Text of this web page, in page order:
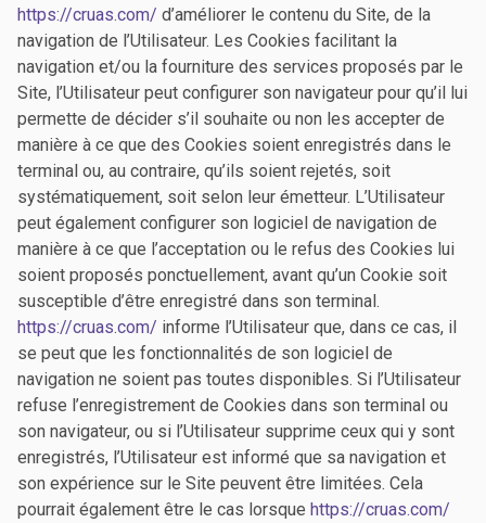
https://cruas.com/ d’améliorer le contenu du Site, de la
navigation de l’Utilisateur. Les Cookies facilitant la
navigation et/ou la fourniture des services proposés par le
Site, l’Utilisateur peut configurer son navigateur pour qu’il lui
permette de décider s’il souhaite ou non les accepter de
manière à ce que des Cookies soient enregistrés dans le
terminal ou, au contraire, qu’ils soient rejetés, soit
systématiquement, soit selon leur émetteur. L’Utilisateur
peut également configurer son logiciel de navigation de
manière à ce que l’acceptation ou le refus des Cookies lui
soient proposés ponctuellement, avant qu’un Cookie soit
susceptible d’être enregistré dans son terminal.
https://cruas.com/ informe l’Utilisateur que, dans ce cas, il
se peut que les fonctionnalités de son logiciel de
navigation ne soient pas toutes disponibles. Si l’Utilisateur
refuse l’enregistrement de Cookies dans son terminal ou
son navigateur, ou si l’Utilisateur supprime ceux qui y sont
enregistrés, l’Utilisateur est informé que sa navigation et
son expérience sur le Site peuvent être limitées. Cela
pourrait également être le cas lorsque https://cruas.com/